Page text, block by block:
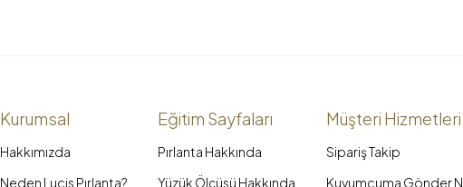
Kurumsal
Hakkımızda
Neden Lucis Pırlanta?
Eğitim Sayfaları
Pırlanta Hakkında
Yüzük Ölçüsü Hakkında
Müşteri Hizmetleri
Sipariş Takip
Kuyumcuma Gönder